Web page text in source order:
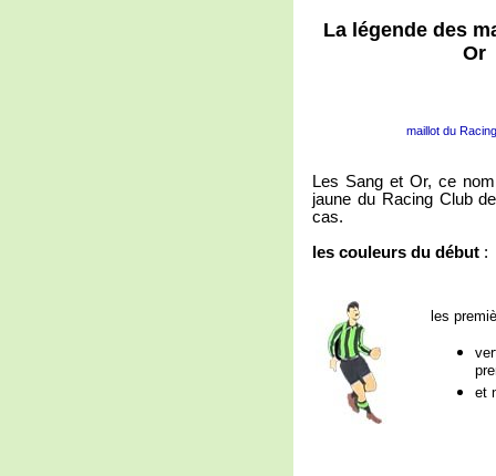
La légende des
Or
maillot du
Les Sang et Or, ce
jaune du Racing Club
cas.
les couleurs du début :
les
et